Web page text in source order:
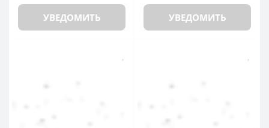
УВЕДОМИТЬ УВЕДОМИТЬ